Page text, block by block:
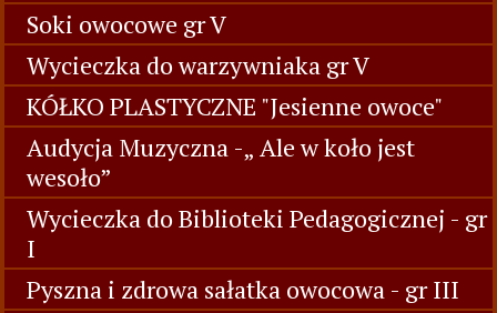
Soki owocowe gr V
Wycieczka do warzywniaka gr V
KÓŁKO PLASTYCZNE "Jesienne owoce"
Audycja Muzyczna -„ Ale w koło jest
wesoło”
Wycieczka do Biblioteki Pedagogicznej - gr
I
Pyszna i zdrowa sałatka owocowa - gr III